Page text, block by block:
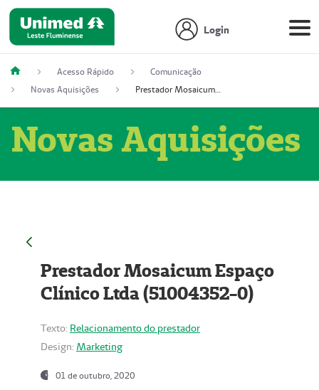
Login
Acesso Rápido
Comunicação
Novas Aquisições
Prestador Mosaicum Espaço Clínico Ltda (51004352-0)
Novas Aquisições
Prestador Mosaicum Espaço
Clínico Ltda (51004352-0)
Texto: Relacionamento do prestador
Design: Marketing
01 de outubro, 2020